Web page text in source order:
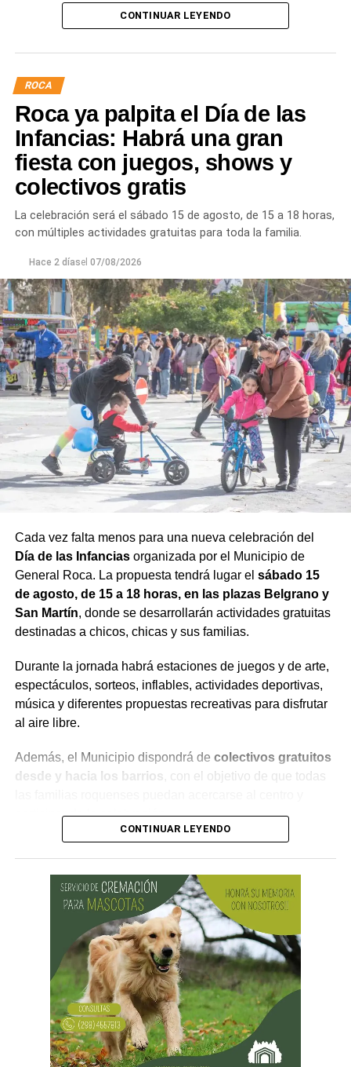
localidades donde podrían registrarse bajas de
trabaja para sostener la producción de agua potable.
Por otra parte, en Gral. E. Godoy se registran valores de
turbiedad cercanos a 80 NTU, mientras que en
Chichinales rondan los 10 NTU. En ambos casos, las
plantas continúan funcionando con monitoreo
permanente.
Los equipos técnicos de Aguas Rionegrinas mantienen
un seguimiento constante de la evolución de la turbiedad
para adecuar la producción de agua potable de acuerdo
con las condiciones que presenta el río.
CONTINUAR LEYENDO
ROCA
Roca ya palpita el Día de las
Infancias: Habrá una gran
fiesta con juegos, shows y
colectivos gratis
La celebración será el sábado 15 de agosto, de 15 a 18 horas,
con múltiples actividades gratuitas para toda la familia.
Hace 2 díasel 07/08/2026
Cada vez falta menos para una nueva celebración del
Día de las Infanciasorganizada por el Municipio de
General Roca. La propuesta tendrá lugar el sábado 15
de agosto, de 15 a 18 horas, en las plazas Belgrano y
San Martín, donde se desarrollarán actividades gratuitas
destinadas a chicos, chicas y sus familias.
Durante la jornada habrá estaciones de juegos y de arte,
espectáculos, sorteos, inflables, actividades deportivas,
música y diferentes propuestas recreativas para disfrutar
al aire libre.
Además, el Municipio dispondrá de colectivos gratuitos
desde y hacia los barrios , con el objetivo de que todas
participar de la celebración.
¿Por qué se celebra el Día de las
Infancias?
La conmemoración tiene su origen en una
recomendación realizada por la Organización de las
Naciones Unidas (ONU) en 1954, mediante la cual se
propuso que los países destinaran una jornada para
promover la fraternidad entre niños y niñas y concientizar
sobre su derecho a la salud, la educación y la protección.
En Argentina, esta celebración comenzó a realizarse en
1960 con actividades sociales y culturales destinadas a
CONTINUAR LEYENDO